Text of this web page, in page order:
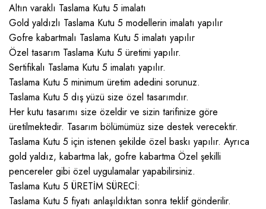
Altın varaklı Taslama Kutu 5 imalatı
Gold yaldızlı Taslama Kutu 5 modellerin imalatı yapılır
Gofre kabartmalı Taslama Kutu 5 imalatı yapılır
Özel tasarım Taslama Kutu 5 üretimi yapılır.
Sertifikalı Taslama Kutu 5 imalatı yapılır.
Taslama Kutu 5 minimum üretim adedini sorunuz.
Taslama Kutu 5 dış yüzü size özel tasarımdır.
Her kutu tasarımı size özeldir ve sizin tarifinize göre
üretilmektedir. Tasarım bölümümüz size destek verecektir.
Taslama Kutu 5 için istenen şekilde özel baskı yapılır. Ayrıca
gold yaldız, kabartma lak, gofre kabartma Özel şekilli
pencereler gibi özel uygulamalar yapabilirsiniz.
Taslama Kutu 5 ÜRETİM SÜRECİ:
Taslama Kutu 5 fiyatı anlaşıldıktan sonra teklif gönderilir.